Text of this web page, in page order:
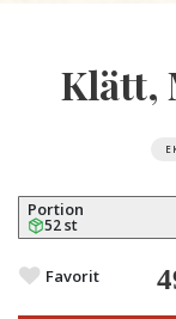
Klätt,
Portion
52 st
Favorit